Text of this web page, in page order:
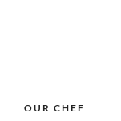
OUR CHEF